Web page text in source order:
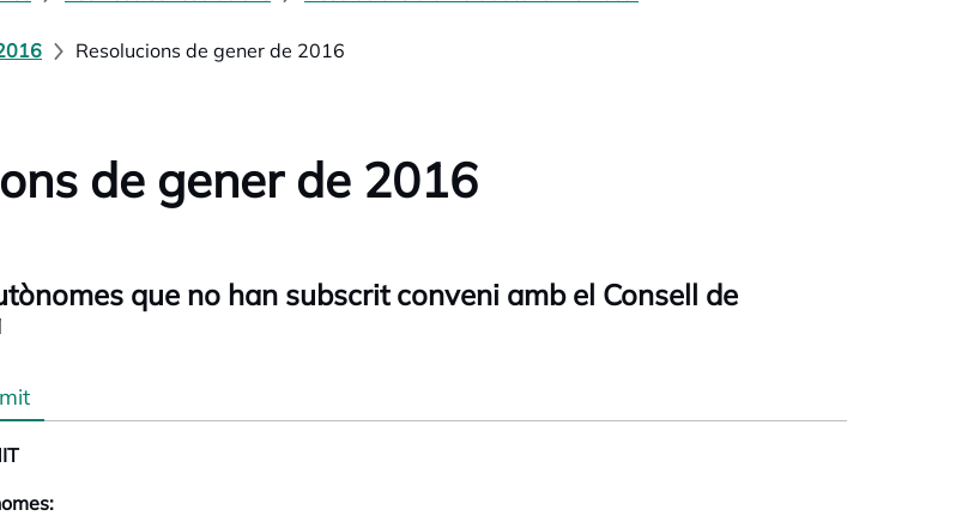
Resolucions de gener de 2016
de gener de 2016
que no han subscrit conveni amb el Consell de